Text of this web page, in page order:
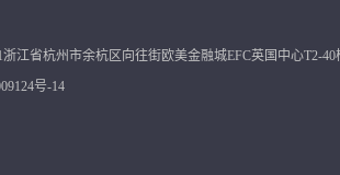
江省杭州市余杭区向往街欧美金融城EFC英国中心T2-40
号-14